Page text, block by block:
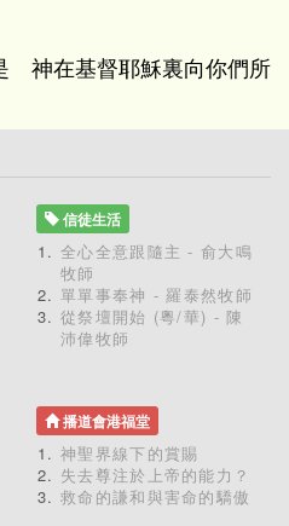
神在基督耶穌裏向你們所
信徒生活
全心全意跟隨主 - 俞大鳴
牧師
單單事奉神 - 羅泰然牧師
從祭壇開始 (粵/華) - 陳
沛偉牧師
播道會港福堂
神聖界線下的賞賜
失去尊注於上帝的能力？
救命的謙和與害命的驕傲